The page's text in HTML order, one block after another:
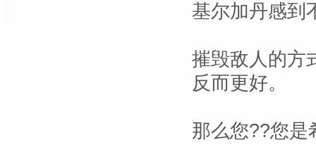
基尔加丹感到
摧毁敌人的方
反而更好。
那么您??您是